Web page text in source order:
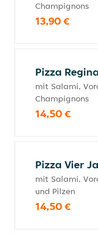
Champignons
13,90 €
Pizza Regina
mit Salami,
Champignons
14,50 €
Pizza Vier
mit Salami,
und Pilzen
14,50 €